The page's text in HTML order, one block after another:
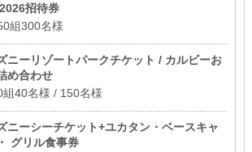
招待券
組300名様
ニーリゾートパークチケット / カルビーお
め合わせ
組40名様 / 150名様
ニーシーチケット+ユカタン・ベースキャ
グリル食事券